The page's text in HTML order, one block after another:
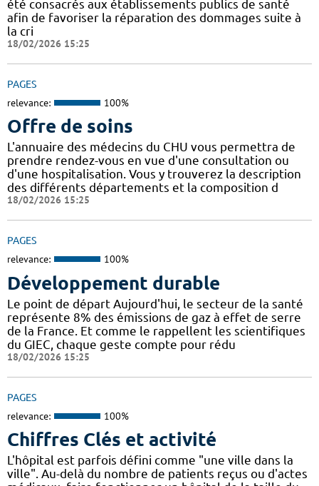
été consacrés aux établissements publics de santé
afin de favoriser la réparation des dommages suite à
la cri
18/02/2026 15:25
PAGES
relevance: 100%
Offre de soins
L'annuaire des médecins du CHU vous permettra de
prendre rendez-vous en vue d'une consultation ou
d'une hospitalisation. Vous y trouverez la description
des différents départements et la composition d
18/02/2026 15:25
PAGES
relevance: 100%
Développement durable
Le point de départ Aujourd'hui, le secteur de la santé
représente 8% des émissions de gaz à effet de serre
de la France. Et comme le rappellent les scientifiques
du GIEC, chaque geste compte pour rédu
18/02/2026 15:25
PAGES
relevance: 100%
Chiffres Clés et activité
L'hôpital est parfois défini comme "une ville dans la
ville". Au-delà du nombre de patients reçus ou d'actes